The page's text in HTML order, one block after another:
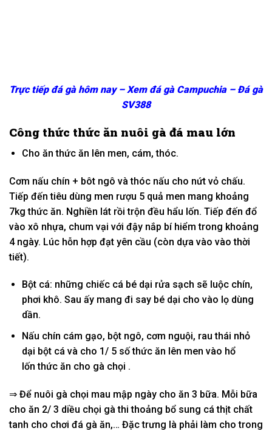
Trực tiếp đá gà hôm nay – Xem đá gà Campuchia – Đá gà
SV388
Công thức thức ăn nuôi gà đá mau lớn
Cho ăn thức ăn lên men, cám, thóc.
Cơm nấu chín + bôt ngô và thóc nấu cho nứt vỏ chấu.
Tiếp đến tiêu dùng men rượu 5 quả men mang khoảng
7kg thức ăn. Nghiền lát rồi trộn đều hẩu lốn. Tiếp đến đổ
vào xô nhựa, chum vại với đậy nắp bí hiểm trong khoảng
4 ngày. Lúc hỗn hợp đạt yên cầu (còn dựa vào vào thời
tiết).
Bột cá: những chiếccá bé dại rửa sạch sẽ luộc chín,
phơi khô. Sau ấy mang đi say bé dại cho vào lọ dùng
dần.
Nấu chín cám gạo, bột ngô, cơm nguội, rau thái nhỏ
dại bột cá và cho 1/ 5 số thức ăn lên men vào hổ
lốn thức ăn cho gà chọi .
⇒ Để nuôi gà chọi mau mập ngày cho ăn 3 bữa. Mỗi bữa
cho ăn 2/ 3 diều chọi gàthi thoảng bổ sung cáthịt chất
tanh cho chơi đá gà ăn,… Đặc trưng là phải làm cho trong